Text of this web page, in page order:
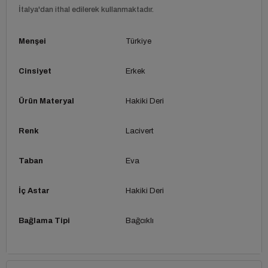
İtalya'dan ithal edilerek kullanmaktadır.
Menşei Türkiye
Cinsiyet Erkek
Ürün Materyal Hakiki Deri
Renk Lacivert
Taban Eva
İç Astar Hakiki Deri
Bağlama Tipi Bağcıklı